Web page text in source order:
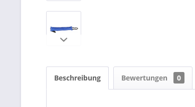
Beschreibung Bewertungen 0